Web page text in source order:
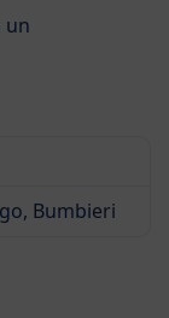
un
Bumbieri